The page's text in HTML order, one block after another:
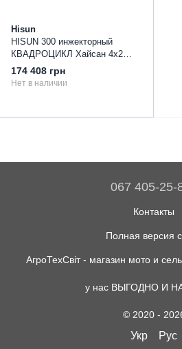
Hisun
HISUN 300 инжекторный
КВАДРОЦИКЛ Хайсан 4х2
Доставка по Украине.
174 408 грн
Нет в наличии
067 405-25-
Контакты
Полная версия
АгроТехСвіт - магазин мото и
у нас ВЫГОДНО И
© 2020 -
Укр Рус